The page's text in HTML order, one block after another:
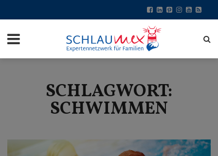
SCHLAGWORT:
SCHWIMMEN